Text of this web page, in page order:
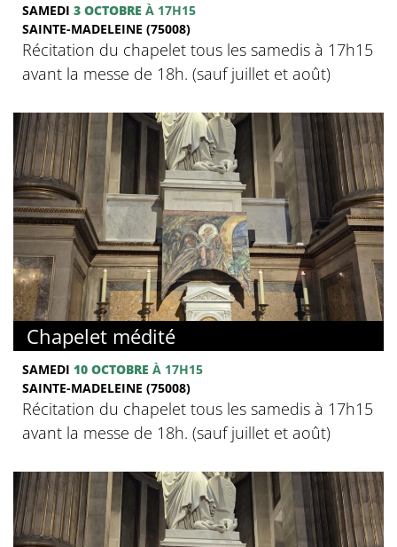
SAMEDI 3 OCTOBRE À 17H15
SAINTE-MADELEINE (75008)
Récitation du chapelet tous les samedis à 17h15
avant la messe de 18h. (sauf juillet et août)
Chapelet médité
SAMEDI 10 OCTOBRE À 17H15
SAINTE-MADELEINE (75008)
Récitation du chapelet tous les samedis à 17h15
avant la messe de 18h. (sauf juillet et août)